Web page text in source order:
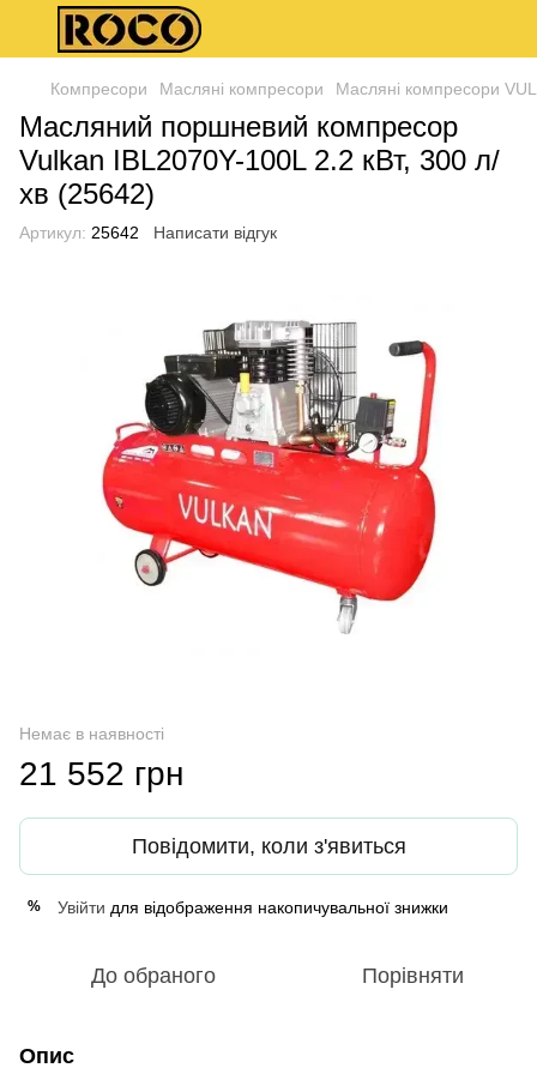
Компресори Масляні компресори Масляні компресори
Масляний поршневий компресор
Vulkan IBL2070Y-100L 2.2 кВт, 300 л/
хв (25642)
Артикул: 25642 Написати відгук
Немає в наявності
21 552 грн
Повідомити, коли з'явиться
% Увійти для відображення накопичувальної знижки
До обраного Порівняти
Опис